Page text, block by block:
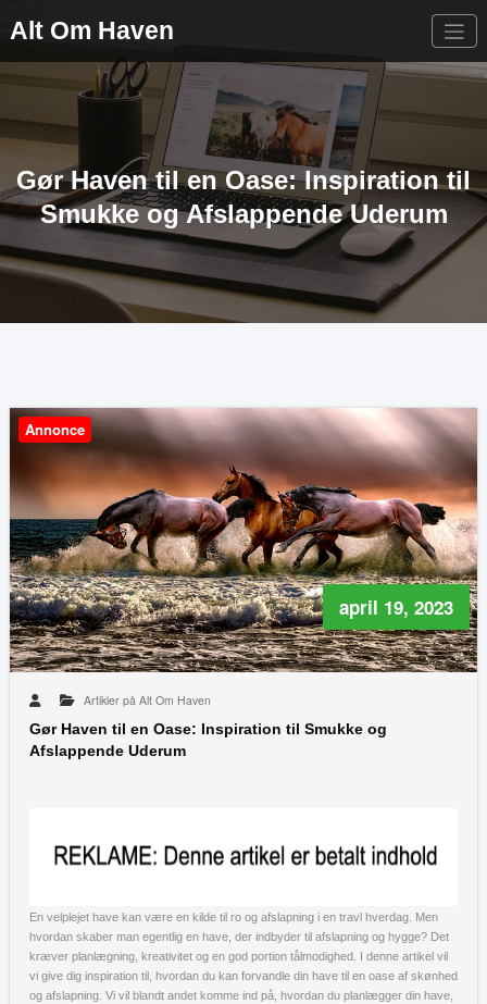
Alt Om Haven
Gør Haven til en Oase: Inspiration til
Smukke og Afslappende Uderum
Annonce
april 19, 2023
Artikler på Alt Om Haven
Gør Haven til en Oase: Inspiration til Smukke og
Afslappende Uderum
En velplejet have kan være en kilde til ro og afslapning i en travl hverdag. Men
hvordan skaber man egentlig en have, der indbyder til afslapning og hygge? Det
kræver planlægning, kreativitet og en god portion tålmodighed. I denne artikel vil
vi give dig inspiration til, hvordan du kan forvandle din have til en oase af skønhed
og afslapning. Vi vil blandt andet komme ind på, hvordan du planlægger din have,